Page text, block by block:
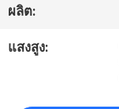
เรา
ผลิต:
แสงสูง: